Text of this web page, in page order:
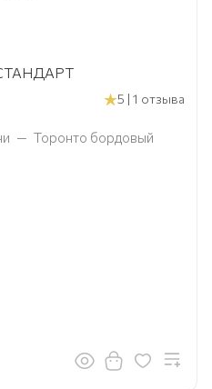
СТАНДАРТ
5 | 1 отзыва
— Торонто бордовый